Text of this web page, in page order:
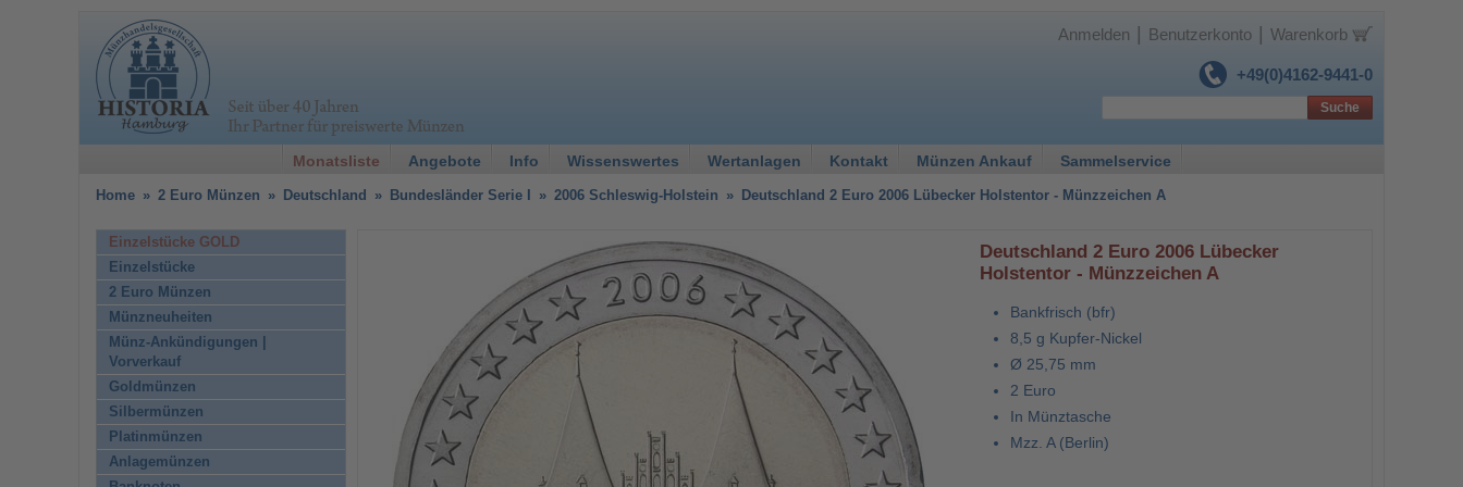
+49(0)4162-9441-0
Anmelden Benutzerkonto Warenkorb
Monatsliste Angebote Info Wissenswertes Wertanlagen Kontakt Münzen Ankauf Sammelservice
Suche
Home » 2 Euro Münzen » Deutschland » Bundesländer Serie I » 2006 Schleswig-Holstein » Deutschland 2 Euro 2006 Lübecker Holstentor - Münzzeichen A
Deutschland 2 Euro 2006 Lübecker
Holstentor - Münzzeichen A
Bankfrisch (bfr)
8,5 g Kupfer-Nickel
Ø 25,75 mm
2 Euro
In Münztasche
Mzz. A (Berlin)
Einzelstücke GOLD
Einzelstücke
2 Euro Münzen
Münzneuheiten
Münz-Ankündigungen |
Vorverkauf
Goldmünzen
Silbermünzen
Platinmünzen
Anlagemünzen